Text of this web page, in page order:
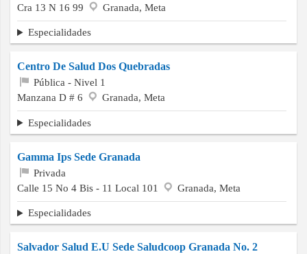
Cra 13 N 16 99
Granada, Meta
Especialidades
Centro De Salud Dos Quebradas
Pública - Nivel 1
Manzana D # 6
Granada, Meta
Especialidades
Gamma Ips Sede Granada
Privada
Calle 15 No 4 Bis - 11 Local 101
Granada, Meta
Especialidades
Salvador Salud E.U Sede Saludcoop Granada No. 2